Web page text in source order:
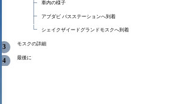
車内の様子
アブダビ バスステーションへ到着
シェイクザイードグランドモスクへ到着
モスクの詳細
最後に